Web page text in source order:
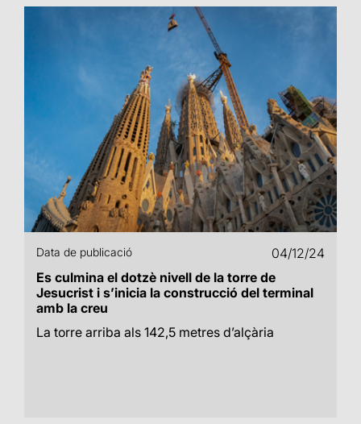
Data de publicació
04/12/24
Es culmina el dotzè nivell de la torre de
Jesucrist i s’inicia la construcció del terminal
amb la creu
La torre arriba als 142,5 metres d’alçària